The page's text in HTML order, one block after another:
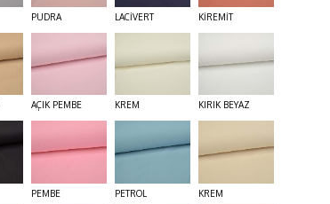
PUDRA LACİVERT KİREMİT
AÇIK PEMBE KREM KIRIK BEYAZ
PEMBE PETROL KREM